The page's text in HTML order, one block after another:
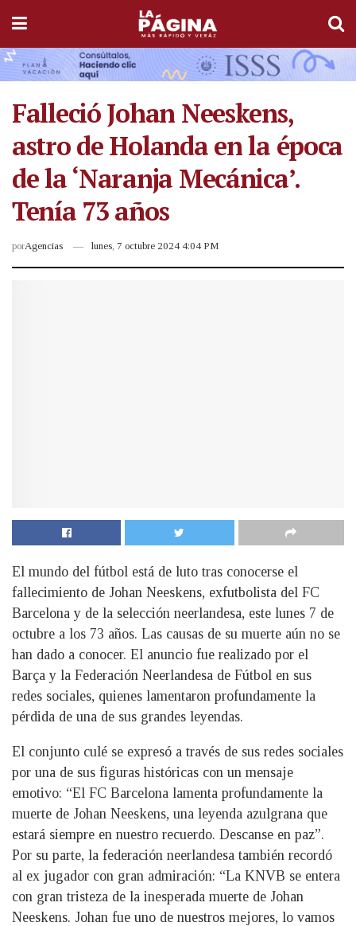
Falleció Johan Neeskens,
astro de Holanda en la época
de la ‘Naranja Mecánica’.
Tenía 73 años
porAgencias lunes, 7 octubre 2024 4:04 PM
El mundo del fútbol está de luto tras conocerse el
fallecimiento de Johan Neeskens, exfutbolista del FC
Barcelona y de la selección neerlandesa, este lunes 7 de
octubre a los 73 años. Las causas de su muerte aún no se
han dado a conocer. El anuncio fue realizado por el
Barça y la Federación Neerlandesa de Fútbol en sus
redes sociales, quienes lamentaron profundamente la
pérdida de una de sus grandes leyendas.
El conjunto culé se expresó a través de sus redes sociales
por una de sus figuras históricas con un mensaje
emotivo: “El FC Barcelona lamenta profundamente la
muerte de Johan Neeskens, una leyenda azulgrana que
estará siempre en nuestro recuerdo. Descanse en paz”.
Por su parte, la federación neerlandesa también recordó
al ex jugador con gran admiración: “La KNVB se entera
con gran tristeza de la inesperada muerte de Johan
Neeskens. Johan fue uno de nuestros mejores, lo vamos